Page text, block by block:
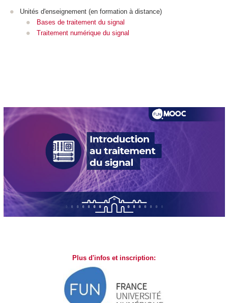
Unités d'enseignement (en formation à distance)
Bases de traitement du signal
Traitement numérique du signal
Plus d'infos et inscription: